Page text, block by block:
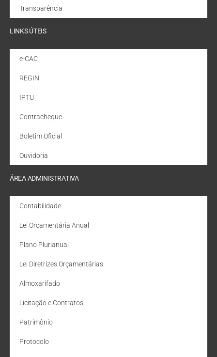
Transparência
LINKS ÚTEIS
e-CAC
REGIN
IPTU
Contracheque
Boletim Oficial
Ouvidoria
ÁREA ADMINISTRATIVA
Contabilidade
Lei Orçamentária Anual
Plano Plurianual
Lei Diretrizes Orçamentárias
Almoxarifado
Licitação e Contratos
Patrimônio
Protocolo